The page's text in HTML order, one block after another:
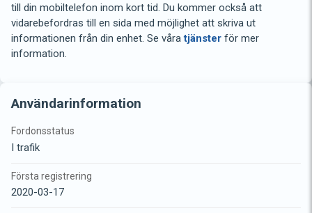
till din mobiltelefon inom kort tid. Du kommer också att
vidarebefordras till en sida med möjlighet att skriva ut
informationen från din enhet. Se våratjänster för mer
information.
Användarinformation
Fordonsstatus
I trafik
Första registrering
2020-03-17